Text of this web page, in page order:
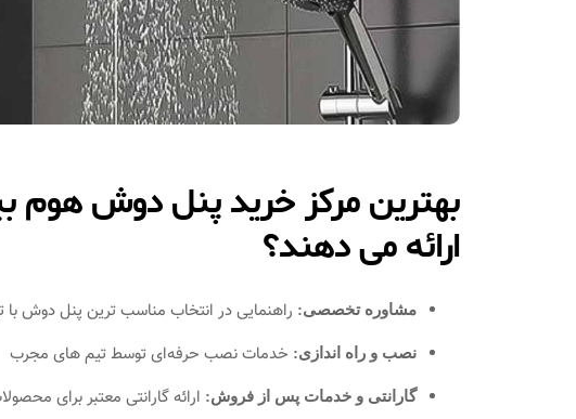
بهترین مرکز خرید پنل دوش هوم
ارائه می دهند؟
مشاوره تخصصی: راهنمایی در انتخاب مناسب‌ ترین پنل دوش با
نصب و راه‌ اندازی: خدمات نصب حرفه‌ای توسط تیم‌ های مجرب
گارانتی و خدمات پس از فروش: ارائه گارانتی معتبر برای